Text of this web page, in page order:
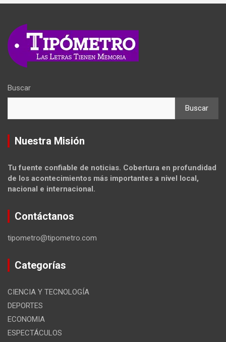
Buscar
Buscar
Nuestra Misión
Tu fuente confiable de noticias. Cobertura en profundidad
de los acontecimientos más importantes a nivel local,
nacional e internacional.
Contáctanos
tipometro@tipometro.com
Categorías
CIENCIA Y TECNOLOGÍA
DEPORTES
ECONOMIA
ESPECTÁCULOS